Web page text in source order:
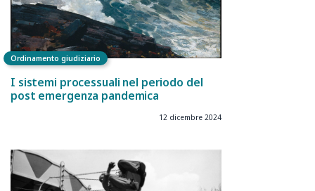
Ordinamento giudiziario
I sistemi processuali nel periodo del
post emergenza pandemica
12 dicembre 2024